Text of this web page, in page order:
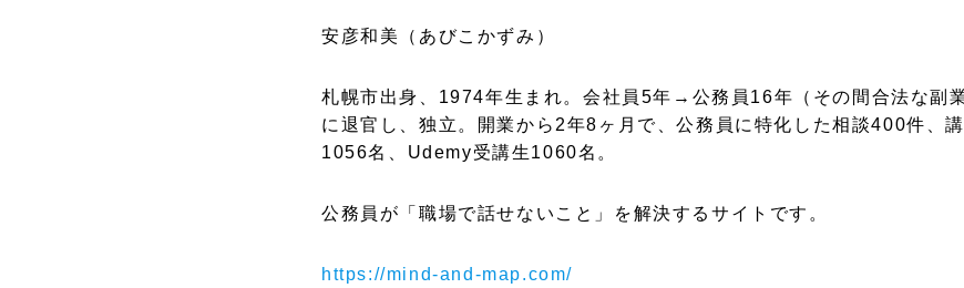
安彦和美（あびこかずみ）
札幌市出身、1974年生まれ。会社員5年→公務員16年（その間合法な副
に退官し、独立。開業から2年8ヶ月で、公務員に特化した相談400件、
1056名、Udemy受講生1060名。
公務員が「職場で話せないこと」を解決するサイトです。
https://mind-and-map.com/